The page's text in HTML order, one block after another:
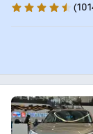
4.6 Sterne
(